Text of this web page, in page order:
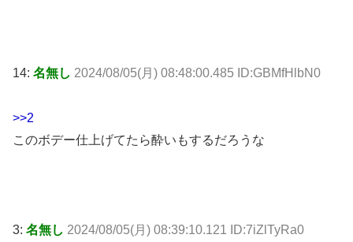
14: 名無し 2024/08/05(月) 08:48:00.485 ID:GBMfHlbN0
>>2
このボデー仕上げてたら酔いもするだろうな
3: 名無し 2024/08/05(月) 08:39:10.121 ID:7iZlTyRa0